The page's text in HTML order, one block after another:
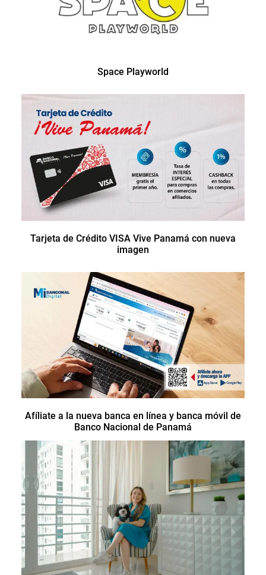
Space Playworld
Tarjeta de Crédito VISA Vive Panamá con nueva
imagen
Afíliate a la nueva banca en línea y banca móvil de
Banco Nacional de Panamá